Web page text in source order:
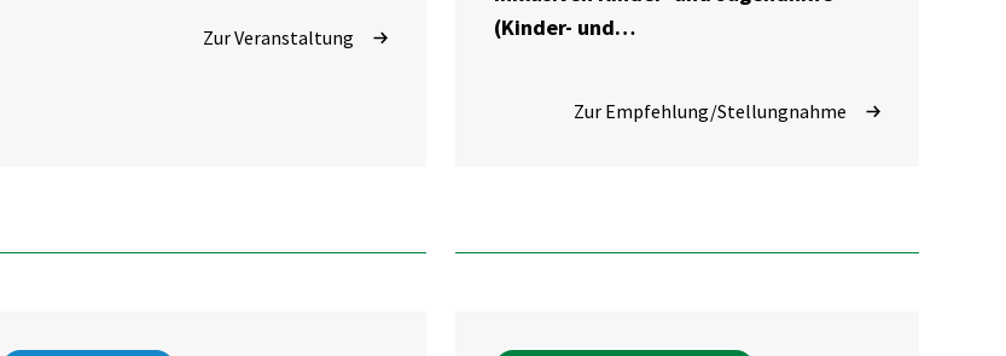
Zur Veranstaltung
(Kinder- und
Zur Empfehlung/Stellungnahme